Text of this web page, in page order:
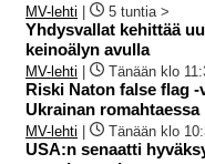
MV-lehti | 5 tuntia >
Yhdysvallat kehittää
keinoälyn avulla
MV-lehti | Tänään klo
Riski Naton false flag
Ukrainan romahtaessa
MV-lehti | Tänään klo
USA:n senaatti